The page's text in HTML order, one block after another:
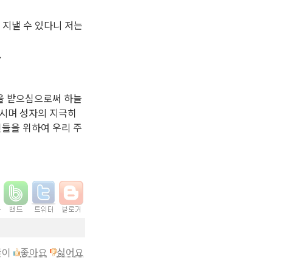
낼 수 있다니 저는
받으심으로써 하늘
며 성자의 지극히
을 위하여 우리 주
좋아요
싫어요